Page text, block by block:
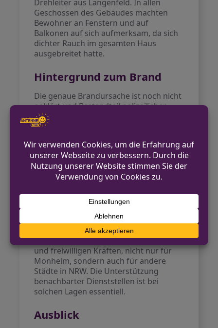
Drehleiter aus Langenfeld. In allen
Geschossen des Gebäudes machten
Bewohner an Fenstern und auf
Balkonen auf sich aufmerksam, da sich
dichter Rauch im gesamten Haus
ausgebreitet hatte.
Hintergrund zum Brand
Die genaue Brandursache ist noch nicht
geklärt und Bestandteil polizeilicher
Ermittlungen. Bereits zum zweiten Mal
innerhalb einer Woche musste die
einem Wohnungsbrand ausrücken. Das
schnelle Eingreifen der Einsatzkräfte
verhinderte Schlimmeres.
Einordnung für NRW
die Bedeutung gut ausgestatteter
Feuerwehren und eines koordinierten
Zusammenspiels von hauptamtlichen
und freiwilligen Kräften, nicht nur für
Monheim, sondern auch für andere
Städte in NRW. Die Unterstützung
benachbarter Dienststellen ist bei
solchen Lagen essentiell.
Ausblick